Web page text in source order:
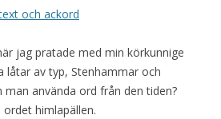
och ackord
jag pratade med min körkunnige
låtar av typ, Stenhammar och
man använda ord från den tiden?
himlapällen.